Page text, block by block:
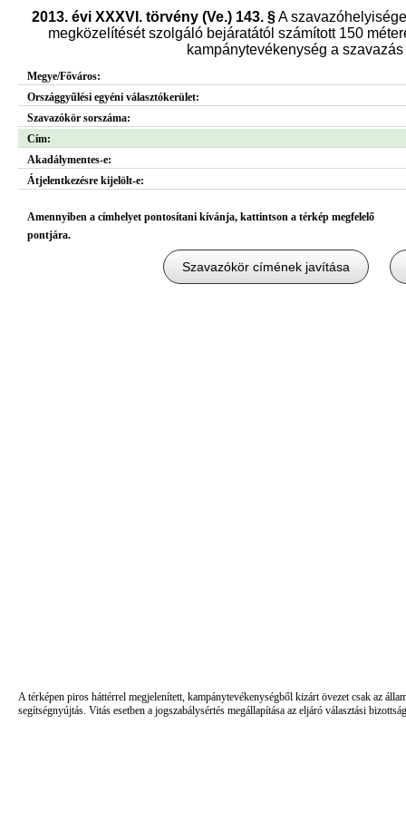
2013. évi XXXVI. törvény (Ve.) 143. §A
megközelítését szolgáló bejáratától számított 150
kampánytevékenység a
Megye/Főváros:
Országgyűlési egyéni választókerület:
Szavazókör sorszáma:
Cím:
Akadálymentes-e:
Átjelentkezésre kijelölt-e:
Amennyiben a címhelyet pontosítani kívánja, kattintson a térkép megfelelő
pontjára.
A térképen piros háttérrel megjelenített, kampánytevékenységből kizárt övezet csak az
segítségnyújtás. Vitás esetben a jogszabálysértés megállapítása az eljáró választási